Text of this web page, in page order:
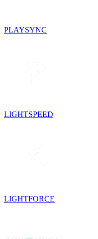
PLAYSYNC
LIGHTSPEED
LIGHTFORCE